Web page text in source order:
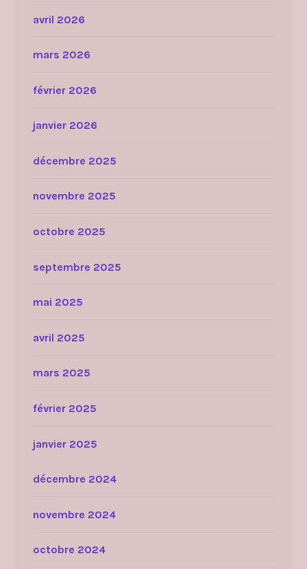
avril 2026
mars 2026
février 2026
janvier 2026
décembre 2025
novembre 2025
octobre 2025
septembre 2025
mai 2025
avril 2025
mars 2025
février 2025
janvier 2025
décembre 2024
novembre 2024
octobre 2024